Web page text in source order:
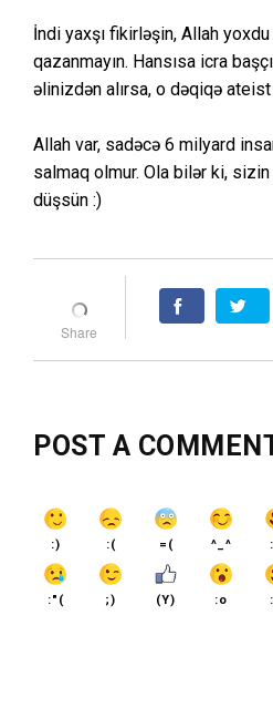
İndi yaxşı fikirləşin, Allah
qazanmayın. Hansısa icra
əlinizdən alırsa, o dəqiqə
Allah var, sadəcə 6 milyard
salmaq olmur. Ola bilər ki,
düşsün :)
POST A
:) :( =( ^_^
:"( ;) (Y) :o